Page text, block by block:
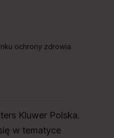
ochrony zdrowia
Kluwer Polska.
w tematyce